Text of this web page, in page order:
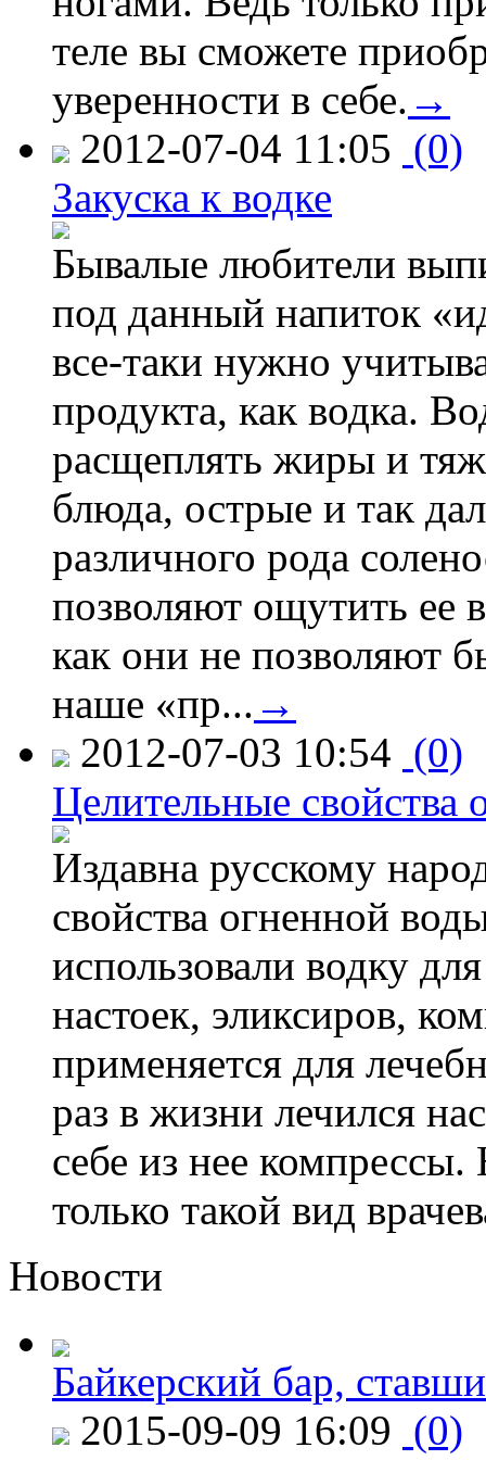
теле вы сможете
уверенности в себе. →
2012-07-04 11:05 (0)
Закуска к водке
Бывалые любители
под данный напиток
все-таки нужно
продукта, как водка.
расщеплять жиры и
блюда, острые и так
различного рода
позволяют ощутить ее
как они не позволяют
наше «пр... →
2012-07-03 10:54 (0)
Целительные свойства
Издавна русскому
свойства огненной
использовали водку
настоек, эликсиров,
применяется для
раз в жизни лечился
себе из нее
только такой вид
Новости
Байкерский бар,
2015-09-09 16:09 (0)